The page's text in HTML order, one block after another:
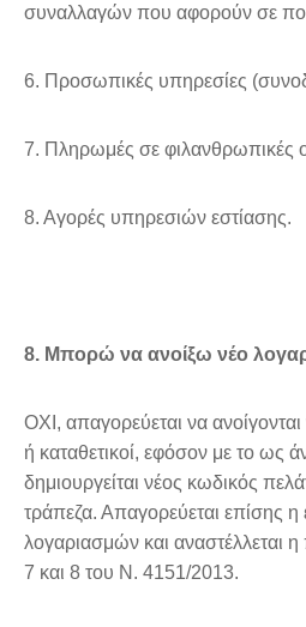
συναλλαγών που αφορούν σε
6. Προσωπικές υπηρεσίες
7. Πληρωμές σε φιλανθρωπικές
8. Αγορές υπηρεσιών εστίασης.
8. Μπορώ να ανοίξω νέο
OXI, απαγορεύεται να
ή καταθετικοί, εφόσον με το ως
δημιουργείται νέος κωδικός
τράπεζα. Απαγορεύεται επίσης
λογαριασμών και αναστέλλεται
7 και 8 του Ν. 4151/2013.